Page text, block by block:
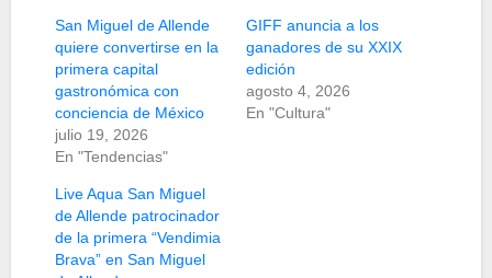
San Miguel de Allende
quiere convertirse en la
primera capital
gastronómica con
conciencia de México
julio 19, 2026
En "Tendencias"
GIFF anuncia a los
ganadores de su XXIX
edición
agosto 4, 2026
En "Cultura"
Live Aqua San Miguel
de Allende patrocinador
de la primera “Vendimia
Brava” en San Miguel